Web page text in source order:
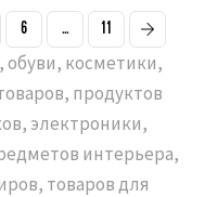
6 ... 11
обуви, косметики,
продуктов
электроники,
интерьера,
товаров для